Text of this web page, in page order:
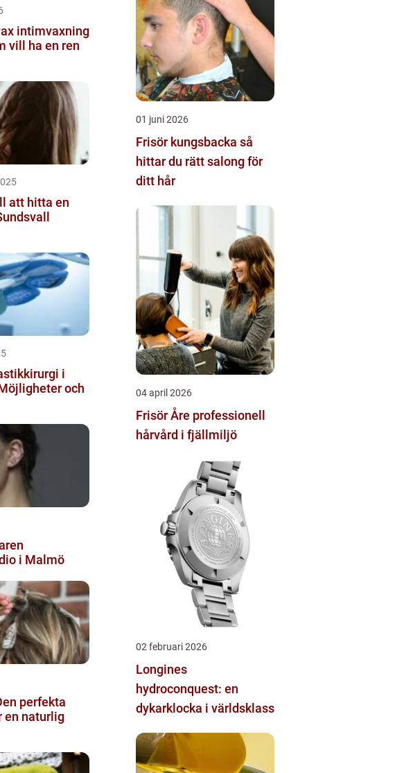
vill ha en ren
att hitta en
i
och
i Malmö
perfekta
en naturlig
01 juni 2026
Frisör kungsbacka så
hittar du rätt salong för
ditt hår
04 april 2026
Frisör Åre professionell
hårvård i fjällmiljö
02 februari 2026
Longines
hydroconquest: en
dykarklocka i världsklass